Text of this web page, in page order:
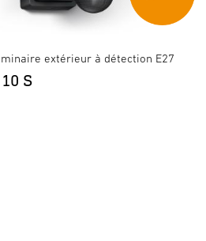
extérieur à détection E27
S